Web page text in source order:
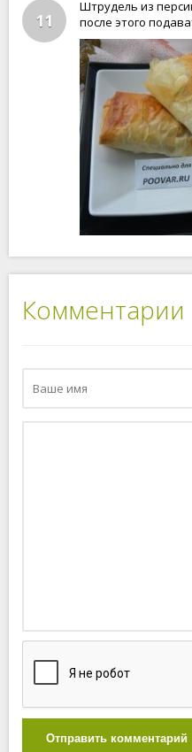
11
Штрудель из
после этого
Комментарии
Отправить комментарий